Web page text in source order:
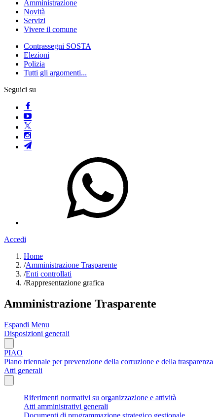
Amministrazione
Novità
Servizi
Vivere il comune
Contrassegni SOSTA
Elezioni
Polizia
Tutti gli argomenti...
Seguici su
Accedi
Home
/Amministrazione Trasparente
/Enti controllati
/Rappresentazione grafica
Amministrazione Trasparente
Espandi Menu
Disposizioni generali
PIAO
Piano triennale per prevenzione della corruzione e della trasparenza
Atti generali
Riferimenti normativi su organizzazione e attività
Atti amministrativi generali
Documenti di programmazione strategico gestionale